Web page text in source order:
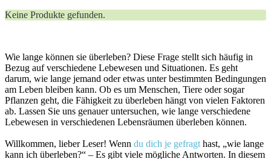
Keine Produkte gefunden.
Wie lange können sie überleben? Diese Frage stellt sich häufig in
Bezug auf verschiedene Lebewesen und Situationen. Es geht
darum, wie lange jemand oder etwas unter bestimmten Bedingungen
am Leben bleiben kann. Ob es um Menschen, Tiere oder sogar
Pflanzen geht, die Fähigkeit zu überleben hängt von vielen Faktoren
ab. Lassen Sie uns genauer untersuchen, wie lange verschiedene
Lebewesen in verschiedenen Lebensräumen überleben können.
Willkommen, lieber Leser! Wenn du dich je gefragt hast, „wie lange
kann ich überleben?“ – Es gibt viele mögliche Antworten. In diesem